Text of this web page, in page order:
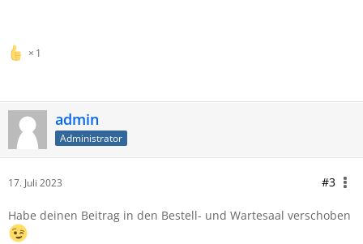
1
admin
Administrator
17. Juli 2023 #3
Habe deinen Beitrag in den Bestell- und Wartesaal verschoben